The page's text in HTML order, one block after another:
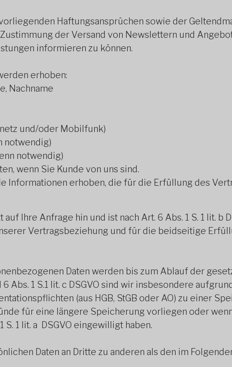
Haftungsansprüchen sowie der
der Versand von Newslettern und
informieren zu können.
erhoben:
Nachname
und/oder Mobilfunk)
notwendig)
notwendig)
wenn Sie Kunde von uns sind.
Informationen erhoben, die für die Erfüllung des
Ihre Anfrage hin und ist nach Art. 6 Abs. 1 S. 1 lit. b
Vertragsbeziehung und für die beidseitige
Daten werden bis zum Ablauf der
Abs. 1 S.1 lit. c DSGVO sind wir insbesondere
(aus HGB, StGB oder AO) zu einer
für eine längere Speicherung vorliegen oder
S. 1 lit. a DSGVO eingewilligt haben.
Daten an Dritte zu anderen als den im